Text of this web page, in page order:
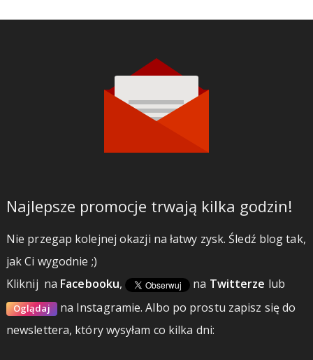
Najlepsze promocje trwają kilka godzin!
Nie przegap kolejnej okazji na łatwy zysk. Śledź blog tak,
jak Ci wygodnie ;)
Kliknij na Facebooku, na Twitterze lub
Oglądaj na Instagramie.Albo po prostu zapisz się do
newslettera, który wysyłam co kilka dni: